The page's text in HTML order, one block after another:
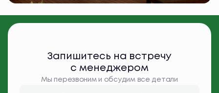
Запишитесь на встречу
с менеджером
Мы перезвоним и обсудим все детали